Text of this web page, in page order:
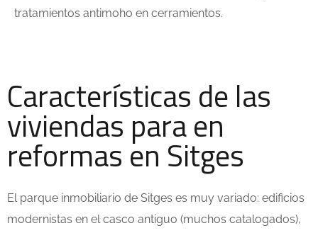
tratamientos antimoho en cerramientos.
Características de las
viviendas para en
reformas en Sitges
El parque inmobiliario de Sitges es muy variado: edificios
modernistas en el casco antiguo (muchos catalogados),